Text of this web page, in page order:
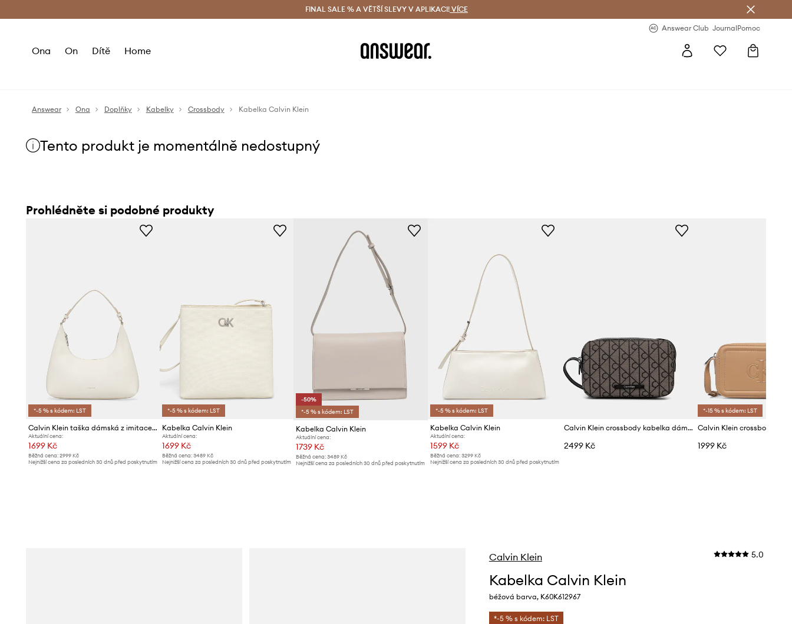
Doručení a vrácení zdarma (od 1800 Kč) Doručení i do 24 h
FINAL SALE % A VĚTŠÍ SLEVY V APLIKACI! VÍCE
Answear Club JournalPomoc
Ona On Dítě Home
Answear Ona Doplňky Kabelky Crossbody Kabelka Calvin Klein
Tento produkt je momentálně nedostupný
Prohlédněte si podobné produkty
*-5 % s kódem: LST
Calvin Klein taška dámská z imitace kůže
Aktuální cena:
1699 Kč
Běžná cena: 2999 Kč
Nejnižší cena za posledních 30 dnů před poskytnutím
*-5 % s kódem: LST
Kabelka Calvin Klein
Aktuální cena:
1699 Kč
Běžná cena:3489 Kč
Nejnižší cena za posledních 30 dnů před poskytnutím
-50%
*-5 % s kódem: LST
Kabelka Calvin Klein
Aktuální cena:
1739 Kč
Běžná cena: 3489 Kč
Nejnižší cena za posledních 30 dnů před poskytnutím
*-5 % s kódem: LST
Kabelka Calvin Klein
Aktuální cena:
1599 Kč
Běžná cena: 3299 Kč
Nejnižší cena za posledních 30 dnů před poskytnutím
Calvin Klein crossbody kabelka dámská
2499 Kč
*-15 % s kódem: LST
1999 Kč
Calvin Klein 5.0
Kabelka Calvin Klein
béžová barva, K60K612967
*-5 % s kódem: LST